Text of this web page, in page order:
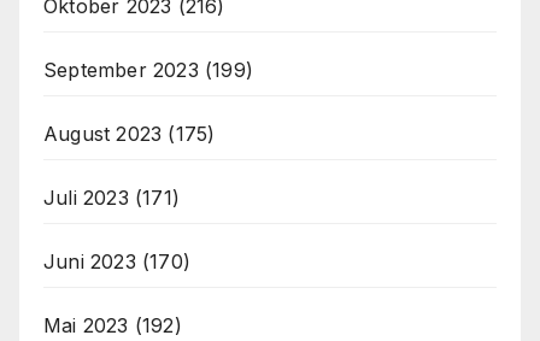
Oktober 2023 (216)
September 2023 (199)
August 2023 (175)
Juli 2023 (171)
Juni 2023 (170)
Mai 2023 (192)